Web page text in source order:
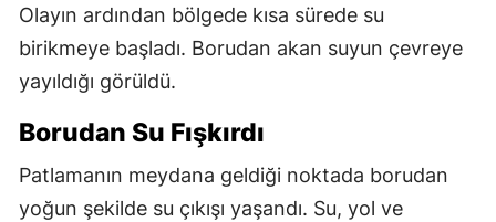
Olayın ardından bölgede kısa sürede su
birikmeye başladı. Borudan akan suyun çevreye
yayıldığı görüldü.
Borudan Su Fışkırdı
Patlamanın meydana geldiği noktada borudan
yoğun şekilde su çıkışı yaşandı. Su, yol ve